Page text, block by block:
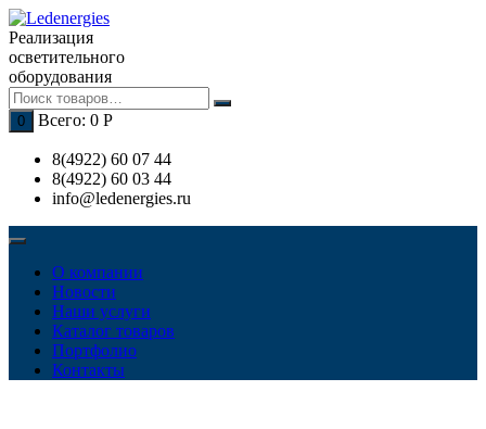
Перейти
к
содержимому
Реализация
осветительного
оборудования
0 Всего: 0 Р
8(4922) 60 07 44
8(4922) 60 03 44
info@ledenergies.ru
О компании
Новости
Наши услуги
Каталог товаров
Портфолио
Контакты